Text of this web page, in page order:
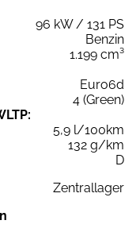
96 kW / 131 PS
Benzin
1.199 cm³
Euro6d
4 (Green)
5,9 l/100km
132 g/km
D
Zentrallager